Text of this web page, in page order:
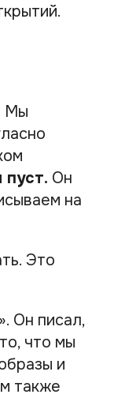
Мы
Он
на
Это
Он писал,
что мы
и
также